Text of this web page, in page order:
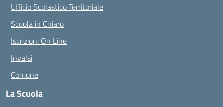
Ufficio Scolastico Territoriale
Scuola in Chiaro
Iscrizioni On Line
Invalsi
Comune
La Scuola